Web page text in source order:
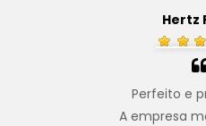
Hertz
Perfeito e
A empresa